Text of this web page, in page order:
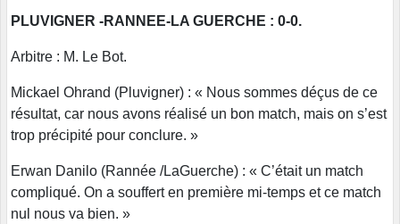
PLUVIGNER -RANNEE-LA GUERCHE : 0-0.
Arbitre : M. Le Bot.
Mickael Ohrand (Pluvigner) : « Nous sommes déçus de ce
résultat, car nous avons réalisé un bon match, mais on s’est
trop précipité pour conclure. »
Erwan Danilo (Rannée /LaGuerche) : « C’était un match
compliqué. On a souffert en première mi-temps et ce match
nul nous va bien. »